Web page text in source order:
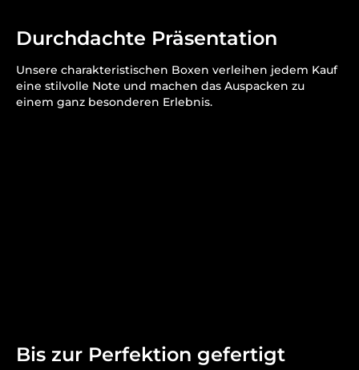
Durchdachte Präsentation
Unsere charakteristischen Boxen verleihen jedem Kauf
eine stilvolle Note und machen das Auspacken zu
einem ganz besonderen Erlebnis.
Bis zur Perfektion gefertigt